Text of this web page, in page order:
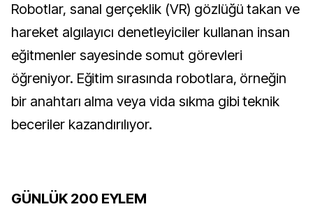
Robotlar, sanal gerçeklik (VR) gözlüğü takan ve
hareket algılayıcı denetleyiciler kullanan insan
eğitmenler sayesinde somut görevleri
öğreniyor. Eğitim sırasında robotlara, örneğin
bir anahtarı alma veya vida sıkma gibi teknik
beceriler kazandırılıyor.
GÜNLÜK 200 EYLEM